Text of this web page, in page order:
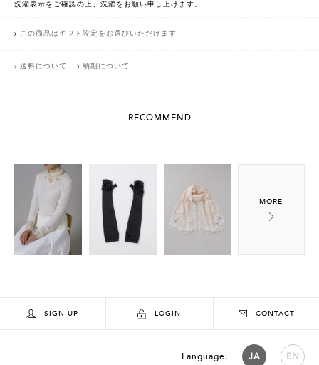
洗濯表示をご確認の上、洗濯をお願い申し上げます。
この商品はギフト設定をお選びいただけます
送料について 納期について
RECOMMEND
SIGN UP LOGIN CONTACT
Language: JA EN